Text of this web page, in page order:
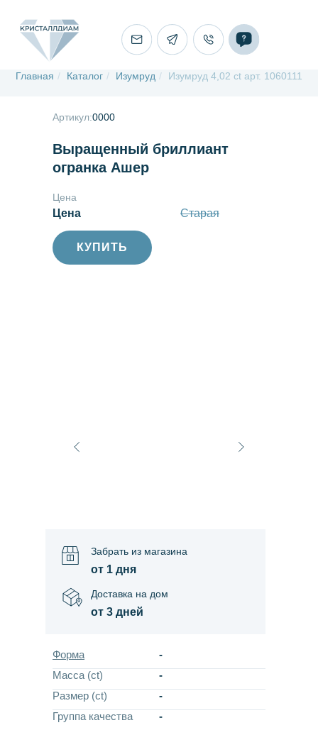
Главная / Каталог / Изумруд / Изумруд 4,02 ct арт. 1060111
от 3 дней
Доставка на дом
от 1 дня
Забрать из магазина
Выращенный бриллиант
огранка Ашер
Артикул:0000
Старая
Форма
-
Масса (ct)
-
Размер (ct)
-
Группа качества
-
Цена
Цена
КУПИТЬ